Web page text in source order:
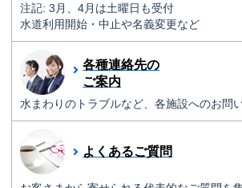
注記: 3月、4月は土曜日も受付
水道利用開始・中止や名義変更など
各種連絡先の
ご案内
水まわりのトラブルなど、各施設へのお問
よくあるご質問